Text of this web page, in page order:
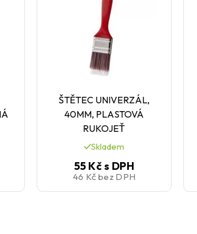
ŠTĚTEC UNIVERZÁL,
40MM, PLASTOVÁ
RUKOJEŤ
Skladem
55 Kčs DPH
46 Kč bez DPH